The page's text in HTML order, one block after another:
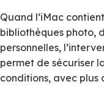
Quand l’iMac
bibliothèques photo,
personnelles,
permet de sécuriser
conditions, avec plus